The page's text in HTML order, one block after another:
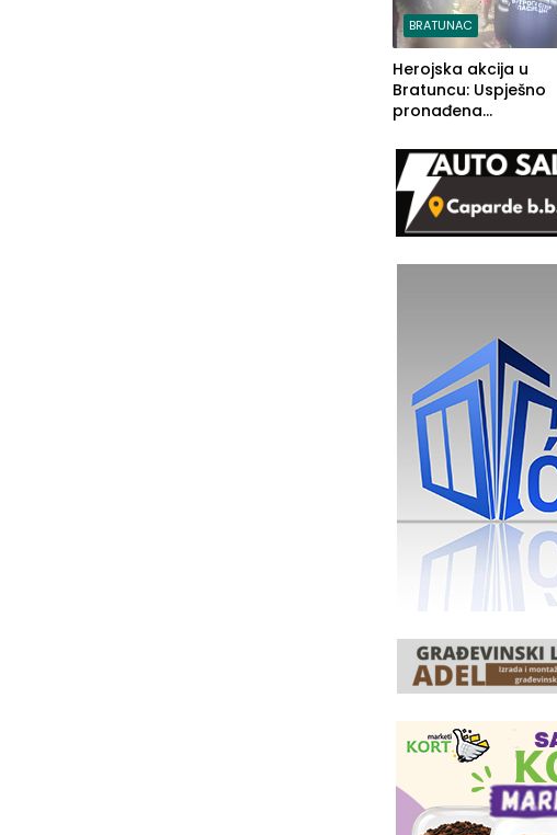
BRATUNAC
Herojska akcija u
Bratuncu: Uspješno
pronađena
a Ivanka Lazić,
rodom iz Kravice.